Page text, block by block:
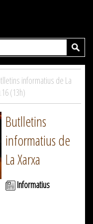
informatius de La
(13h)
Butlletins
informatius de
La Xarxa
Informatius